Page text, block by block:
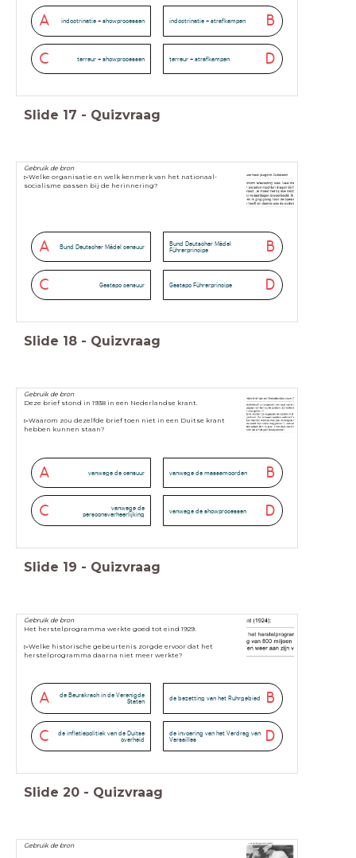
A indoctrinatie + showprocessen B
indoctrinatie + strafkampen
C terreur + showprocessen D
terreur + strafkampen
Slide 17 - Quizvraag
Gebruik de bron
▻Welke organisatie en welk kenmerk van het nationaal-
socialisme passen bij de herinnering?
A Bund Deutscher Mädel censuur B
Bund Deutscher Mädel
Führerprincipe
C Gestapo censuur D
Gestapo Führerprincipe
Slide 18 - Quizvraag
Gebruik de bron
Deze brief stond in 1938 in een Nederlandse krant.
▻Waarom zou dezelfde brief toen niet in een Duitse krant
hebben kunnen staan?
A vanwege de censuur B
vanwege de massamoorden
C
vanwege de
persoonsverheerlijking
D
vanwege de showprocessen
Slide 19 - Quizvraag
Gebruik de bron
Het herstelprogramma werkte goed tot eind 1929.
▻Welke historische gebeurtenis zorgde ervoor dat het
herstelprogramma daarna niet meer werkte?
A
de Beurskrach in de Verenigde
Staten
B
de bezetting van het Ruhrgebied
C
de inflatiepolitiek van de Duitse
overheid
D
de invoering van het Verdrag van
Versailles
Slide 20 - Quizvraag
Gebruik de bron